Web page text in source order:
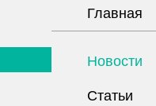
Главная
Новости
Статьи